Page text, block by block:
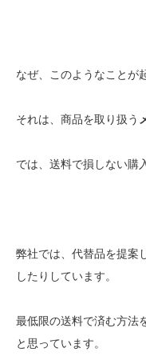
なぜ、このようなことが
それは、商品を取り扱う
では、送料で損しない購
弊社では、代替品を提案
したりしています。
最低限の送料で済む方法
と思っています。